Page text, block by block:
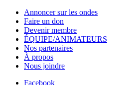
Annoncer sur les ondes
Faire un don
Devenir membre
ÉQUIPE/ANIMATEURS
Nos partenaires
À propos
Nous joindre
Facebook